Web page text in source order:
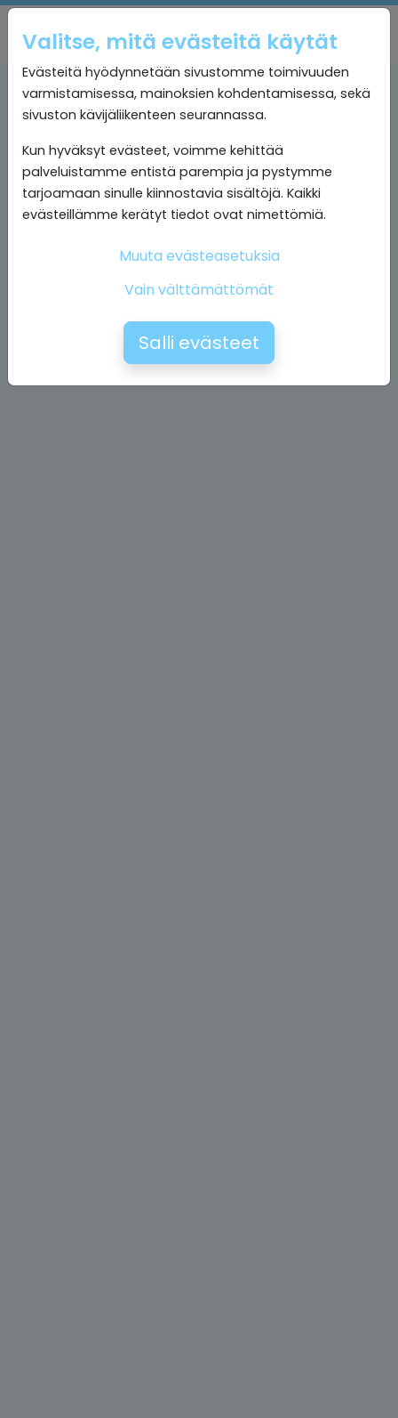
Valitse, mitä evästeitä käytät
Evästeitä hyödynnetään sivustomme toimivuuden
varmistamisessa, mainoksien kohdentamisessa, sekä
sivuston kävijäliikenteen seurannassa.
Kun hyväksyt evästeet, voimme kehittää
palveluistamme entistä parempia ja pystymme
tarjoamaan sinulle kiinnostavia sisältöjä. Kaikki
evästeillämme kerätyt tiedot ovat nimettömiä.
Muuta evästeasetuksia
Vain välttämättömät
Salli evästeet